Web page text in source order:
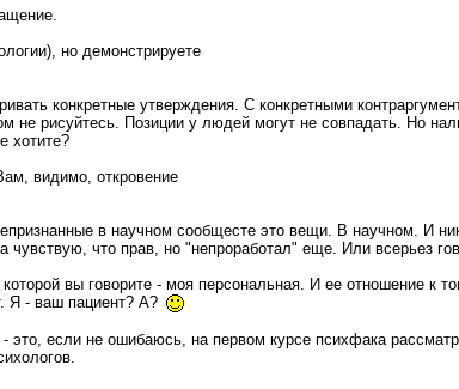
но демонстрируете
конкретные утверждения. С конкретными
не рисуйтесь. Позиции у людей могут не совпадать. Но
хотите?
видимо, откровение
в научном сообщесте это вещи. В научном. И
чувствую, что прав, но "непроработал" еще. Или
вы говорите - моя персональная. И ее отношение
Я - ваш пациент? А?
это, если не ошибаюсь, на первом курсе психфака